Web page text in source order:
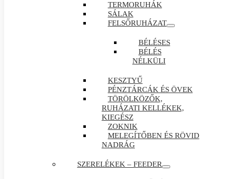
TERMORUHÁK
SÁLAK
FELSŐRUHÁZAT
BÉLÉSES
BÉLÉS
NÉLKÜLI
KESZTYŰ
PÉNZTÁRCÁK ÉS ÖVEK
TÖRÖLKÖZŐK,
RUHÁZATI KELLÉKEK,
KIEGÉSZ
ZOKNIK
MELEGÍTŐBEN ÉS RÖVID
NADRÁG
SZERELÉKEK – FEEDER